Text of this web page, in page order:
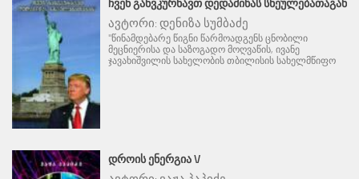
ᲩᲕᲔᲜ ᲒᲐᲜᲕᲙᲣᲠᲜᲐᲕᲗ ᲓᲔᲓᲐᲛᲘᲬᲐᲡ ᲡᲜᲔᲣᲚᲔᲑᲐᲗᲐᲒᲐᲜ
ავტორი: დენიზა სუმბაძე
"წინამდებარე წიგნი წარმოადგენს ცნობილი
მეცნიერისა და საზოგადო მოღვაწის, ივანე
ჯავახიშვილის სახელობის თბილისის სახელმწიფო
ᲓᲠᲝᲘᲡ ᲔᲜᲔᲠᲒᲘᲐ V